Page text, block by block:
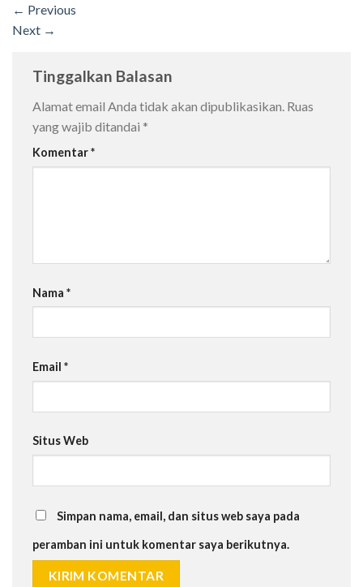
← Previous
Next →
Tinggalkan Balasan
Alamat email Anda tidak akan dipublikasikan. Ruas
yang wajib ditandai *
Komentar*
Nama *
Email *
Situs Web
Simpan nama, email, dan situs web saya pada
peramban ini untuk komentar saya berikutnya.